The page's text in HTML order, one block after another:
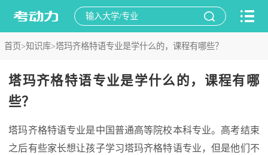
首页>知识库>塔玛齐格特语专业是学什么的，课程有哪些？
塔玛齐格特语专业是学什么的，课程有哪
些？
塔玛齐格特语专业是中国普通高等院校本科专业。高考结束
之后有些家长想让孩子学习塔玛齐格特语专业，但是他们不